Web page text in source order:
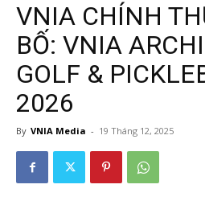
VNIA CHÍNH
BỐ: VNIA
GOLF &
2026
By VNIA Media - 19 Tháng 12, 2025